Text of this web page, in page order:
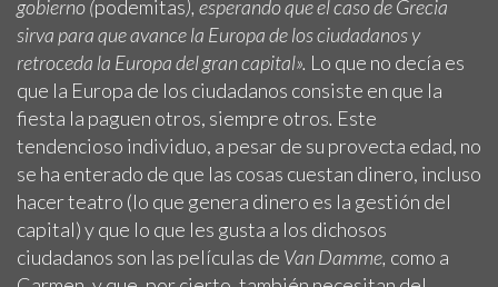
gobierno (podemitas), esperando que el caso de Grecia
sirva para que avance la Europa de los ciudadanos y
retroceda la Europa del gran capital». Lo que no decía es
que la Europa de los ciudadanos consiste en que la
fiesta la paguen otros, siempre otros. Este
tendencioso individuo, a pesar de su provecta edad, no
se ha enterado de que las cosas cuestan dinero, incluso
hacer teatro (lo que genera dinero es la gestión del
capital) y que lo que les gusta a los dichosos
ciudadanos son las películas de Van Damme, como a